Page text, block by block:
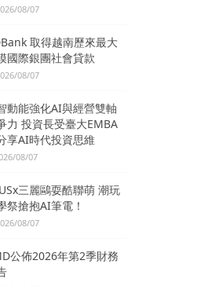
08/07
取得越南歷來最大
國際銀團社會貸款
08/07
動能強化AI與經營雙軸
力 投資長受臺大EMBA
享AI時代投資思維
08/07
三麗鷗耍酷聯萌 潮玩
祭搶抱AI筆電！
08/07
公佈2026年第2季財務